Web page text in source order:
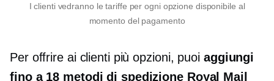
I clienti vedranno le tariffe per ogni opzione disponibile al
momento del pagamento
Per offrire ai clienti più opzioni, puoi aggiungi
fino a 18 metodi di spedizione Royal Mail